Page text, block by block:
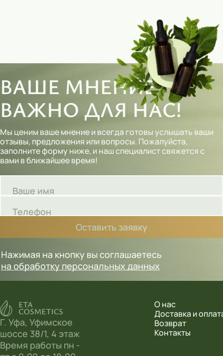
ВАШЕ МНЕНИЕ
ВАЖНО ДЛЯ НАС!
Мы ценим ваше мнение и всегда готовы услышать ваши
отзывы, предложения или вопросы. Пожалуйста,
заполните форму ниже, и наш специалист свяжется с
вами в ближайшее время!
Ваше имя
Телефон
Оставить заявку
Нажимая на кнопку вы соглашаетесь
на обработку персональных данных
Г. Уфа, Уфимское
шоссе 38/1, 4 этаж
Время работы пн -
О нас
Доставка и
Возврат
Контакты